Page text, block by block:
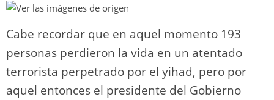
Cabe recordar que en aquel momento 193
personas perdieron la vida en un atentado
terrorista perpetrado por el yihad, pero por
aquel entonces el presidente del Gobierno